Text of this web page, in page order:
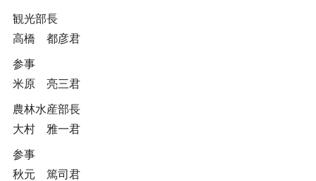
観光部長
高橋 都彦君
参事
米原 亮三君
農林水産部長
大村 雅一君
参事
秋元 篤司君